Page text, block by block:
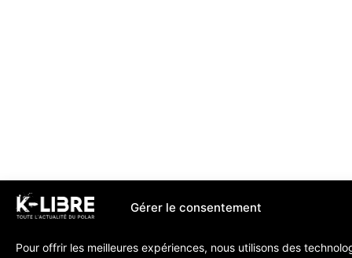
Gérer le consentement
Pour offrir les meilleures expériences, nous utilisons des